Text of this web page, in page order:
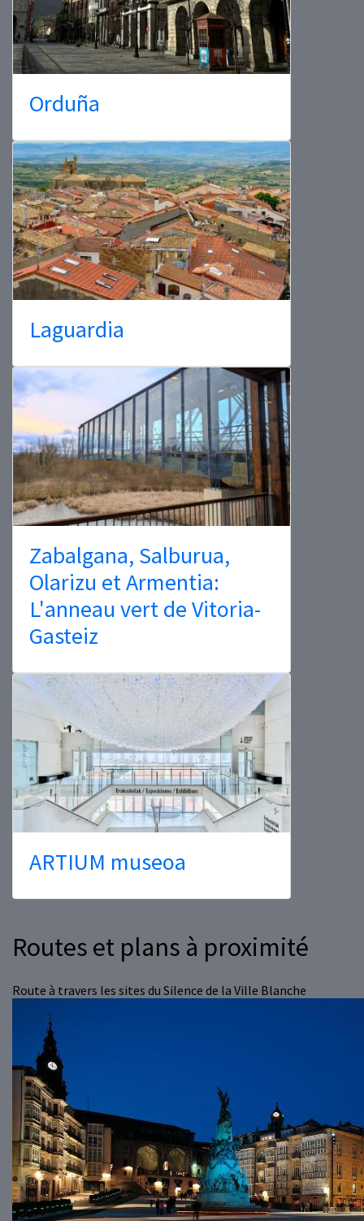
Orduña
Laguardia
Zabalgana, Salburua,
Olarizu et Armentia:
L'anneau vert de Vitoria-
Gasteiz
ARTIUM museoa
Routes et plans à proximité
Route à travers les sites du Silence de la Ville Blanche